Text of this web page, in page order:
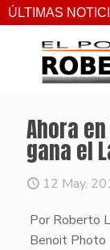
ÚLTIMAS
Sovereignty
Ahora
gana el
12 May,
Por Roberto
​Benoit Photo